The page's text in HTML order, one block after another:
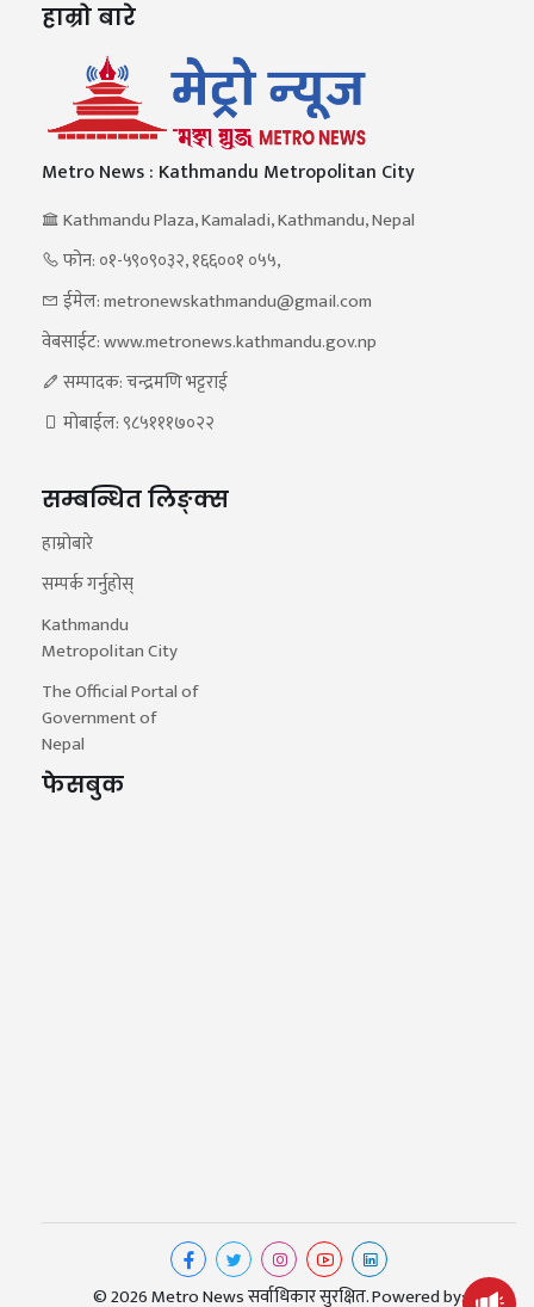
हाम्रो बारे
Metro News : Kathmandu Metropolitan City
Kathmandu Plaza, Kamaladi, Kathmandu, Nepal
फोन: ०१-५९०९०३२, १६६००१ ०५५,
ईमेल: metronewskathmandu@gmail.com
वेबसाईट: www.metronews.kathmandu.gov.np
सम्पादक: चन्द्रमणि भट्टराई
मोबाईल: ९८५१११७०२२
सम्बन्धित लिङ्क्स
हाम्रोबारे
सम्पर्क गर्नुहोस्
Kathmandu
Metropolitan City
The Official Portal of
Government of
Nepal
फेसबुक
© 2026 Metro News सर्वाधिकार सुरक्षित. Powered by: